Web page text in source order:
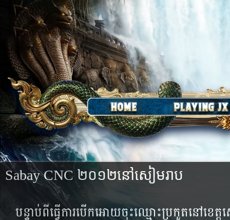
Sabay CNC ២០១២នៅសៀមរាប
បន្ទាប់​ពី​ធ្វើ​ការ​បើក​អោយ​ចុះ​ឈ្មោះ​ប្រកួត​នៅ​ខេ